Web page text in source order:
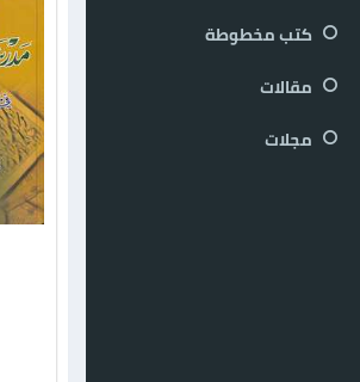
كتب مخطوطة
مقالات
مجلات